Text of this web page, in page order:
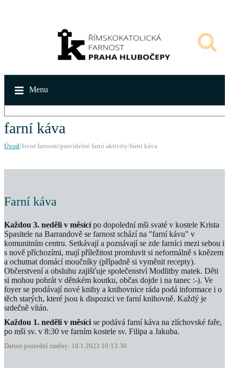
Menu
farní káva
Úvod/život farnosti/pravidelné farní aktivity/farní káva
Farní káva
Každou 3. neděli v měsícípo dopolední mši svaté v kostele Krista
Spasitele na Barrandově se farnost schází na "farní kávu" v
komunitním centru. Setkávají a poznávají se zde farníci mezi sebou i
s nově příchozími, mají příležitost promluvit si neformálně s knězem
a ochutnat domácí moučníky (případně si vyměnit recepty).
Občerstvení a obsluhu zajišťuje společenství Modlitby matek. Děti
si mohou pohrát v dětském koutku, občas dojde i na tanec :-). Ve
foyer se prodávají nové knihy a knihovnice ráda podá informace i o
těch starých, které jsou k dispozici ve farní knihovně. Každý je
srdečně vítán.
Každou 1. neděli v měsíci se podává farní káva na zlíchovské faře,
po mši sv. v 8:30 ve farním kostele sv. Filipa a Jakuba.
Datum poslední změny: 18.1.2023 10:13:30